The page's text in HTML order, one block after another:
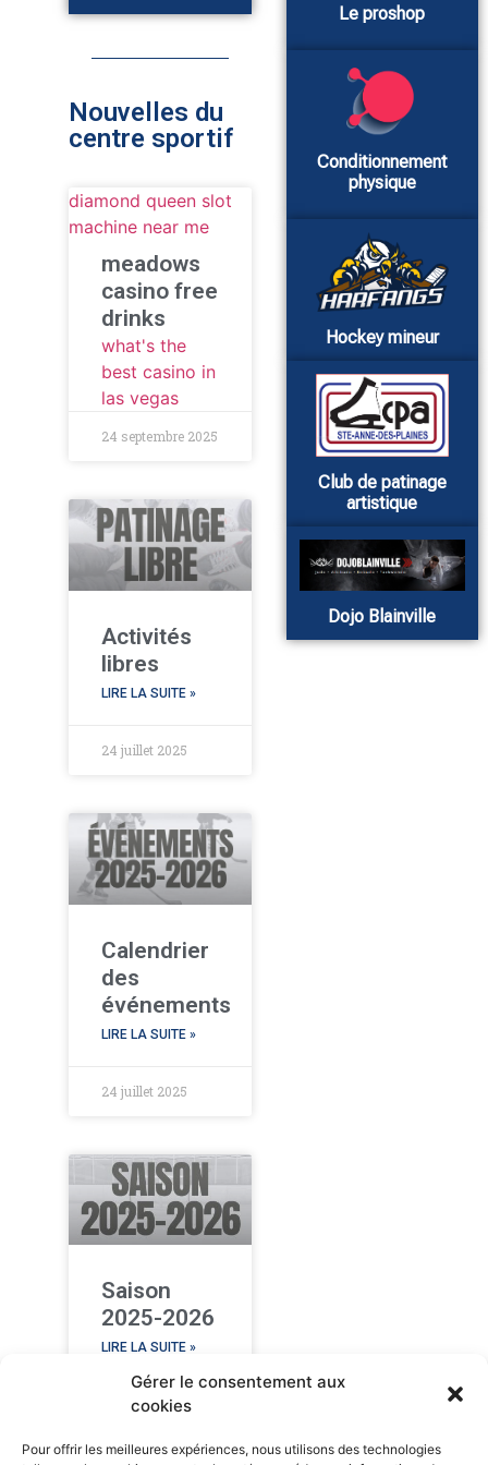
Gérer le consentement aux
cookies
Pour offrir les meilleures expériences, nous utilisons des technologies
Nouvelles du
centre sportif
diamond queen slot
machine near me
meadows
casino free
drinks
what's the
best casino in
las vegas
24 septembre 2025
Activités
libres
LIRE LA SUITE »
24 juillet 2025
Calendrier
des
événements
LIRE LA SUITE »
24 juillet 2025
Saison
2025-2026
LIRE LA SUITE »
24 juillet 2025
Le proshop
Conditionnement
physique
Hockey mineur
Club de patinage
artistique
Dojo Blainville